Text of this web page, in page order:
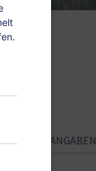
ANGABEN